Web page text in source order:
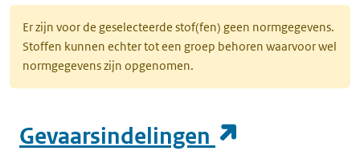
Er zijn voor de geselecteerde stof(fen) geen normgegevens.
Stoffen kunnen echter tot een groep behoren waarvoor wel
normgegevens zijn opgenomen.
Gevaarsindelingen